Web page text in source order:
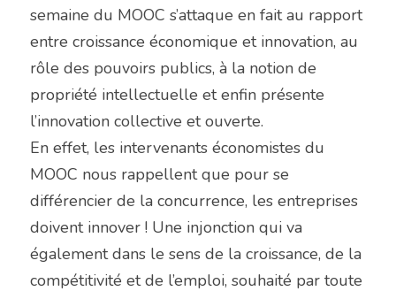
semaine du MOOC s’attaque en fait au rapport
entre croissance économique et innovation, au
rôle des pouvoirs publics, à la notion de
propriété intellectuelle et enfin présente
l’innovation collective et ouverte.
En effet, les intervenants économistes du
MOOC nous rappellent que pour se
différencier de la concurrence, les entreprises
doivent innover ! Une injonction qui va
également dans le sens de la croissance, de la
compétitivité et de l’emploi, souhaité par toute